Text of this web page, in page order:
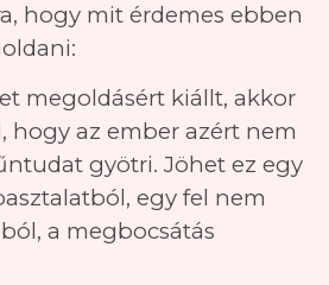
hogy mit érdemes ebben
megoldásért kiállt, akkor
hogy az ember azért nem
gyötri. Jöhet ez egy
egy fel nem
a megbocsátás